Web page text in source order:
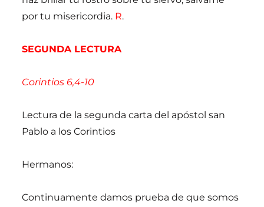
por tu misericordia. R.
SEGUNDA LECTURA
Corintios 6,4-10
Lectura de la segunda carta del apóstol san
Pablo a los Corintios
Hermanos:
Continuamente damos prueba de que somos